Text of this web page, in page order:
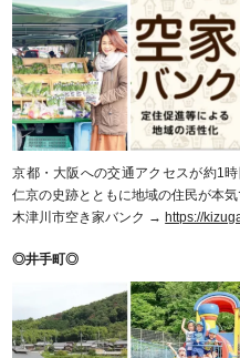
京都・大阪への交通アクセスが約1
仁京の史跡とともに地域の住民が本
木津川市空き家バンク →https://
◎井手町◎